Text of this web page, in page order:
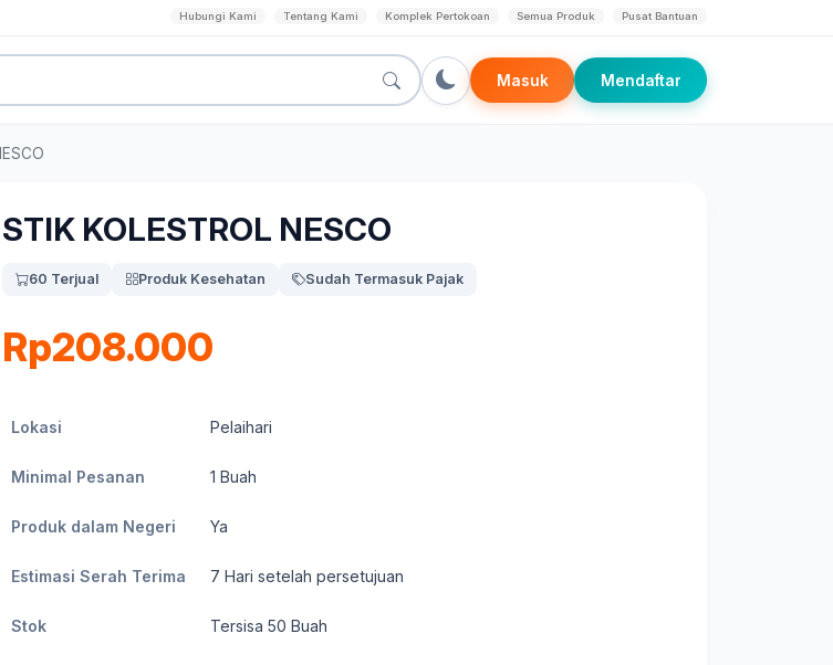
Hubungi Kami Tentang Kami Komplek Pertokoan Semua Produk Pusat Bantuan
Masuk Mendaftar
STIK KOLESTROL NESCO
60 Terjual Produk Kesehatan Sudah Termasuk Pajak
Rp208.000
Lokasi Pelaihari
Minimal Pesanan 1 Buah
Produk dalam Negeri Ya
Estimasi Serah Terima 7 Hari setelah persetujuan
Stok Tersisa 50 Buah